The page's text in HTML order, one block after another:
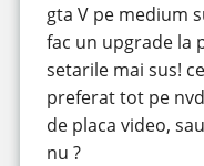
gta V pe medium
fac un upgrade la
setarile mai sus!
preferat tot pe
de placa video,
nu ?